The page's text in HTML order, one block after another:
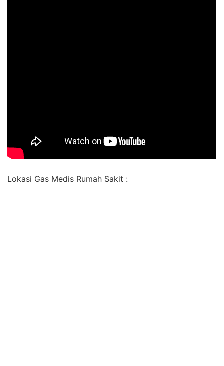
Lokasi Gas Medis Rumah Sakit :